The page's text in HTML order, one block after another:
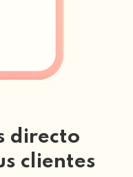
directo
clientes